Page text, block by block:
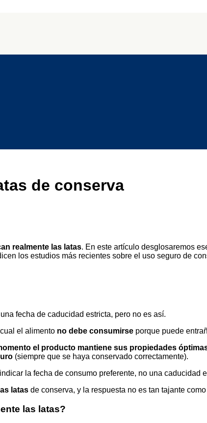
de conserva
realmente las latas. En este artículo desglosaremos
los estudios más recientes sobre el uso seguro de
fecha de caducidad estricta, pero no es así.
el alimento no debe consumirse porque puede
el producto mantiene sus propiedades
(siempre que se haya conservado correctamente).
la fecha de consumo preferente, no una caducidad
latas de conserva, y la respuesta no es tan tajante
las latas?